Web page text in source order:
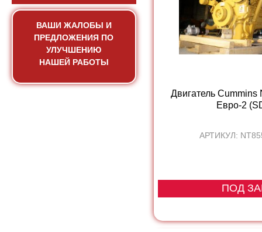
ВАШИ ЖАЛОБЫ И
ПРЕДЛОЖЕНИЯ ПО
УЛУЧШЕНИЮ
НАШЕЙ РАБОТЫ
Двигатель
Евро-2
АРТИКУЛ:
ПОД